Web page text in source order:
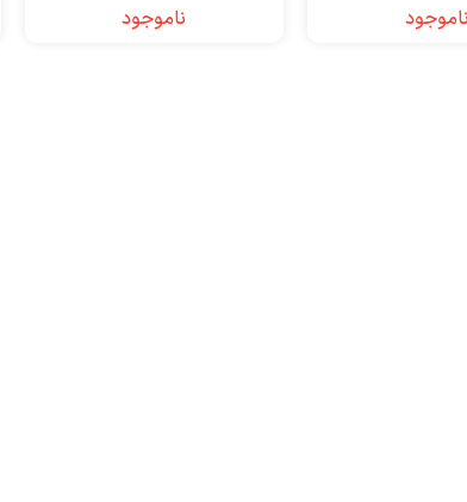
ناموجود ناموجود